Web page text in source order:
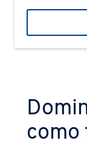
como